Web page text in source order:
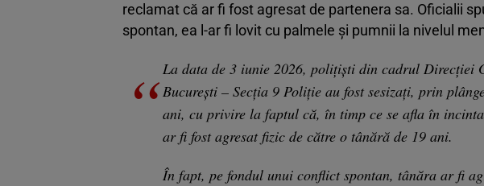
reclamat că ar fi fost agresat de partenera sa. Oficialii
spontan, ea l-ar fi lovit cu palmele și pumnii la nivelul
La data de 3 iunie 2026, polițiști din cadrul Direcției
București – Secția 9 Poliție au fost sesizați, prin
ani, cu privire la faptul că, în timp ce se afla în
ar fi fost agresat fizic de către o tânără de 19 ani.
În fapt, pe fondul unui conflict spontan, tânăra ar fi